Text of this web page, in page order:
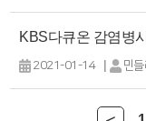
KBS다큐온 감염병
2021-01-14 | 민들